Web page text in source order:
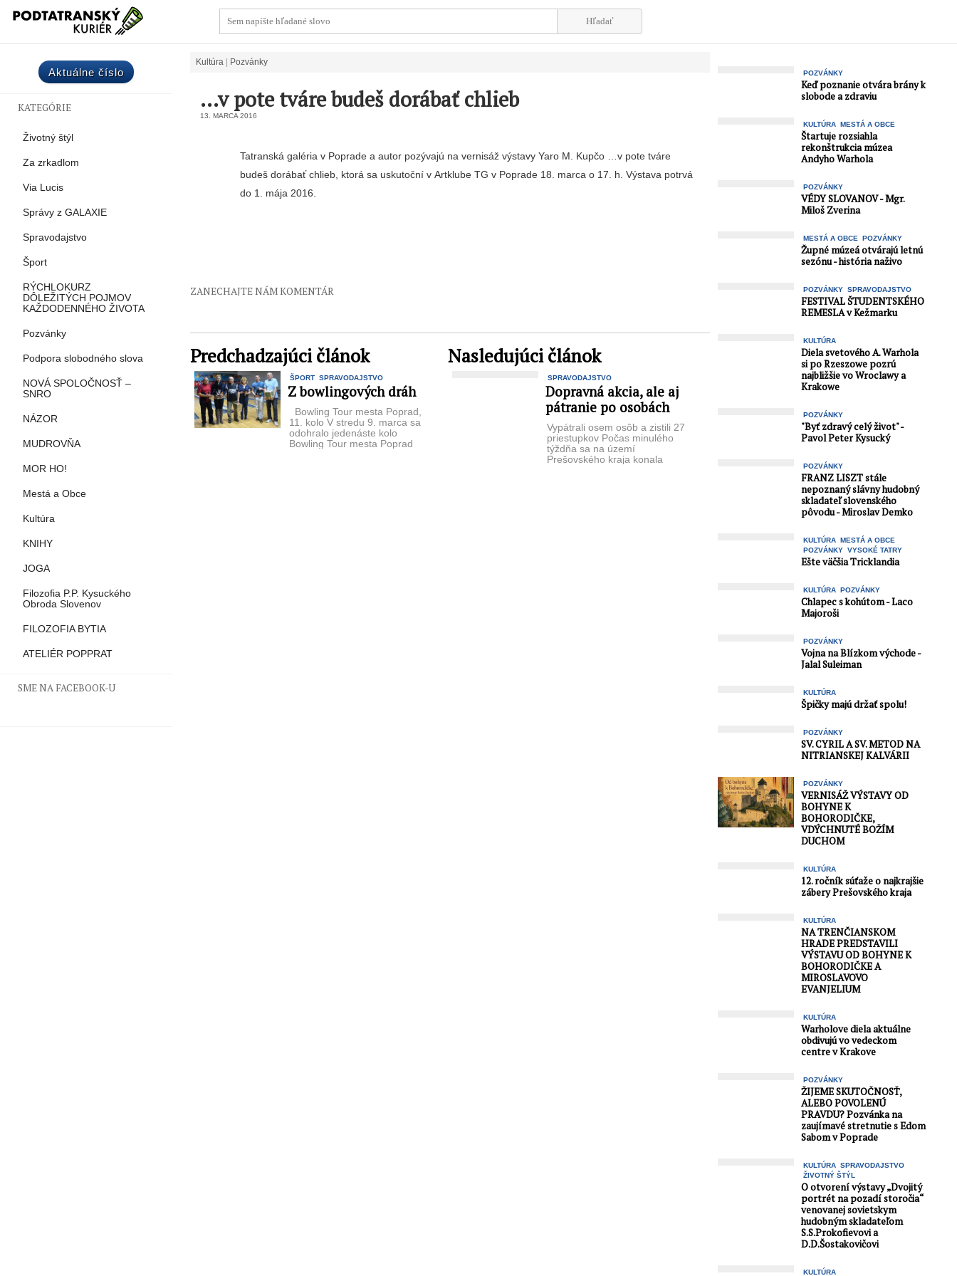
Aktuálne číslo
KATEGÓRIE
Životný štýl
Za zrkadlom
Via Lucis
Správy z GALAXIE
Spravodajstvo
Šport
RÝCHLOKURZ
DÔLEŽITÝCH POJMOV
KAŽDODENNÉHO ŽIVOTA
Pozvánky
Podpora slobodného slova
NOVÁ SPOLOČNOSŤ –
SNRO
NÁZOR
MUDROVŇA
MOR HO!
Mestá a Obce
Kultúra
KNIHY
JOGA
Filozofia P.P. Kysuckého
Obroda Slovenov
FILOZOFIA BYTIA
ATELIÉR POPPRAT
SME NA FACEBOOK-U
Kultúra Pozvánky
…v pote tváre budeš dorábať chlieb
13. MARCA 2016
Tatranská galéria v Poprade a autor pozývajú na vernisáž výstavy Yaro M. Kupčo …v pote tváre
budeš dorábať chlieb, ktorá sa uskutoční v Artklube TG v Poprade 18. marca o 17. h. Výstava potrvá
do 1. mája 2016.
ZANECHAJTE NÁM KOMENTÁR
Predchadzajúci článok
ŠPORT SPRAVODAJSTVO
Z bowlingových dráh
Bowling Tour mesta Poprad,
11. kolo V stredu 9. marca sa
odohralo jedenáste kolo
Bowling Tour mesta Poprad
Nasledujúci článok
SPRAVODAJSTVO
Dopravná akcia, ale aj
pátranie po osobách
Vypátrali osem osôb a zistili 27
priestupkov Počas minulého
týždňa sa na území
Prešovského kraja konala
POZVÁNKY
Keď poznanie otvára brány k
slobode a zdraviu
KULTÚRA MESTÁ A OBCE
Štartuje rozsiahla
rekonštrukcia múzea
Andyho Warhola
POZVÁNKY
VÉDY SLOVANOV - Mgr.
Miloš Zverina
MESTÁ A OBCE POZVÁNKY
Župné múzeá otvárajú letnú
sezónu - história naživo
POZVÁNKY SPRAVODAJSTVO
FESTIVAL ŠTUDENTSKÉHO
REMESLA v Kežmarku
KULTÚRA
Diela svetového A. Warhola
si po Rzeszowe pozrú
najbližšie vo Wroclawy a
Krakowe
POZVÁNKY
"Byť zdravý celý život" -
Pavol Peter Kysucký
POZVÁNKY
FRANZ LISZT stále
nepoznaný slávny hudobný
skladateľ slovenského
pôvodu - Miroslav Demko
KULTÚRA MESTÁ A OBCE
POZVÁNKY VYSOKÉ TATRY
Ešte väčšia Tricklandia
KULTÚRA POZVÁNKY
Chlapec s kohútom - Laco
Majoroši
POZVÁNKY
Vojna na Blízkom východe -
Jalal Suleiman
KULTÚRA
Špičky majú držať spolu!
POZVÁNKY
SV. CYRIL A SV. METOD NA
NITRIANSKEJ KALVÁRII
POZVÁNKY
VERNISÁŽ VÝSTAVY OD
BOHYNE K
BOHORODIČKE,
VDÝCHNUTÉ BOŽÍM
DUCHOM
KULTÚRA
12. ročník súťaže o najkrajšie
zábery Prešovského kraja
KULTÚRA
NA TRENČIANSKOM
HRADE PREDSTAVILI
VÝSTAVU OD BOHYNE K
BOHORODIČKE A
MIROSLAVOVO
EVANJELIUM
KULTÚRA
Warholove diela aktuálne
obdivujú vo vedeckom
centre v Krakove
POZVÁNKY
ŽIJEME SKUTOČNOSŤ,
ALEBO POVOLENÚ
PRAVDU? Pozvánka na
zaujímavé stretnutie s Edom
Sabom v Poprade
KULTÚRA SPRAVODAJSTVO
ŽIVOTNÝ ŠTÝL
O otvorení výstavy „Dvojitý
portrét na pozadí storočia“
venovanej sovietskym
hudobným skladateľom
S.S.Prokofievovi a
D.D.Šostakovičovi
KULTÚRA